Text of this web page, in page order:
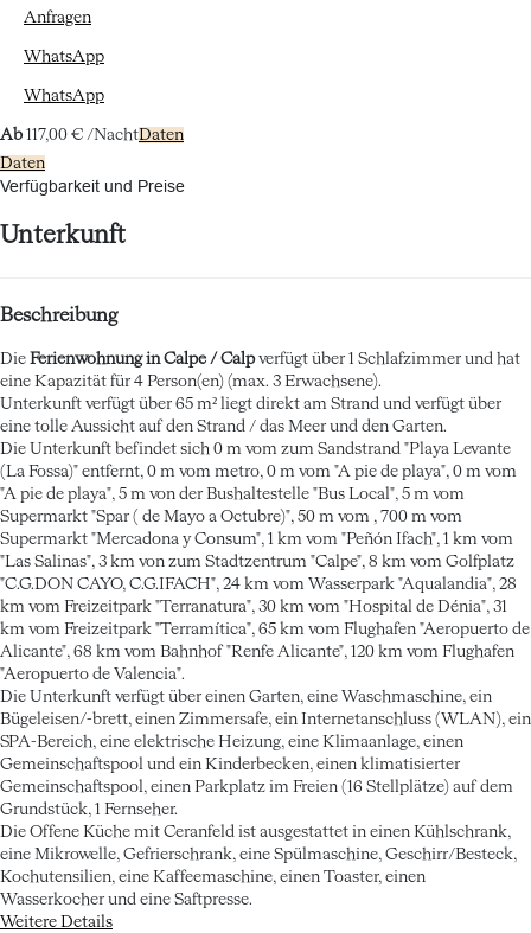
Anfragen
WhatsApp
WhatsApp
Ab 117,00 € /NachtDaten
Daten
Verfügbarkeit und Preise
Unterkunft
Beschreibung
Die Ferienwohnung in Calpe / Calpverfügt über 1 Schlafzimmer und hat
eine Kapazität für 4 Person(en) (max. 3 Erwachsene).
Unterkunft verfügt über 65 m² liegt direkt am Strand und verfügt über
eine tolle Aussicht auf den Strand / das Meer und den Garten.
Die Unterkunft befindet sich 0 m vom zum Sandstrand "Playa Levante
(La Fossa)" entfernt, 0 m vom metro, 0 m vom "A pie de playa", 0 m vom
"A pie de playa", 5 m von der Bushaltestelle "Bus Local", 5 m vom
Supermarkt "Spar ( de Mayo a Octubre)", 50 m vom , 700 m vom
Supermarkt "Mercadona y Consum", 1 km vom "Peñón Ifach", 1 km vom
"Las Salinas", 3 km von zum Stadtzentrum "Calpe", 8 km vom Golfplatz
"C.G.DON CAYO, C.G.IFACH", 24 km vom Wasserpark "Aqualandia", 28
km vom Freizeitpark "Terranatura", 30 km vom "Hospital de Dénia", 31
km vom Freizeitpark "Terramítica", 65 km vom Flughafen "Aeropuerto de
Alicante", 68 km vom Bahnhof "Renfe Alicante", 120 km vom Flughafen
"Aeropuerto de Valencia".
Die Unterkunft verfügt über einen Garten, eine Waschmaschine, ein
Bügeleisen/-brett, einen Zimmersafe, ein Internetanschluss (WLAN), ein
SPA-Bereich, eine elektrische Heizung, eine Klimaanlage, einen
Gemeinschaftspool und ein Kinderbecken, einen klimatisierter
Gemeinschaftspool, einen Parkplatz im Freien (16 Stellplätze) auf dem
Grundstück, 1 Fernseher.
Die Offene Küche mit Ceranfeld ist ausgestattet in einen Kühlschrank,
eine Mikrowelle, Gefrierschrank, eine Spülmaschine, Geschirr/Besteck,
Kochutensilien, eine Kaffeemaschine, einen Toaster, einen
Wasserkocher und eine Saftpresse.
Weitere Details